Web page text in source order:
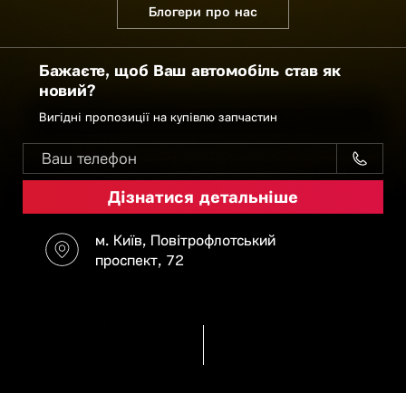
Блогери про нас
Бажаєте, щоб Ваш автомобіль став як
новий?
Вигідні пропозиції на купівлю запчастин
м. Київ, Повітрофлотський
проспект, 72